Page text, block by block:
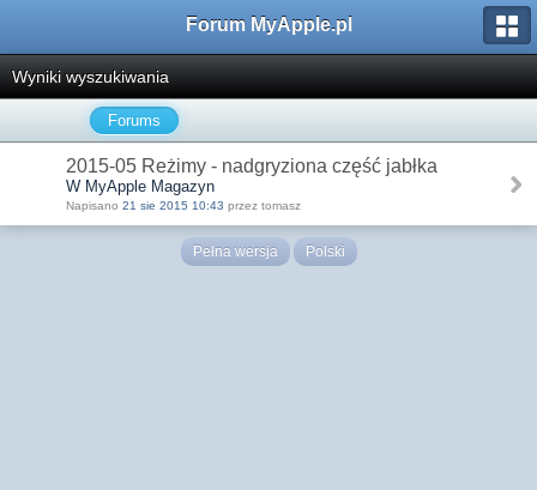
Forum MyApple.pl
Wyniki wyszukiwania
Forums
2015-05 Reżimy - nadgryziona część jabłka
W MyApple Magazyn
Napisano 21 sie 2015 10:43 przez tomasz
Pełna wersja Polski